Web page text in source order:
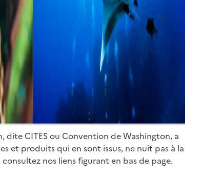
CITES ou Convention de Washington, a
et produits qui en sont issus, ne nuit pas à la
nos liens figurant en bas de page.